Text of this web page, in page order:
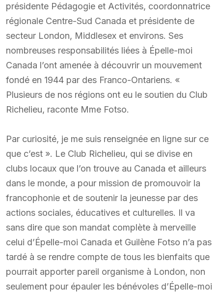
présidente Pédagogie et Activités, coordonnatrice
régionale Centre-Sud Canada et présidente de
secteur London, Middlesex et environs. Ses
nombreuses responsabilités liées à Épelle-moi
Canada l’ont amenée à découvrir un mouvement
fondé en 1944 par des Franco-Ontariens. «
Plusieurs de nos régions ont eu le soutien du Club
Richelieu, raconte Mme Fotso.
Par curiosité, je me suis renseignée en ligne sur ce
que c’est ». Le Club Richelieu, qui se divise en
clubs locaux que l’on trouve au Canada et ailleurs
dans le monde, a pour mission de promouvoir la
francophonie et de soutenir la jeunesse par des
actions sociales, éducatives et culturelles. Il va
sans dire que son mandat complète à merveille
celui d’Épelle-moi Canada et Guilène Fotso n’a pas
tardé à se rendre compte de tous les bienfaits que
pourrait apporter pareil organisme à London, non
seulement pour épauler les bénévoles d’Épelle-moi